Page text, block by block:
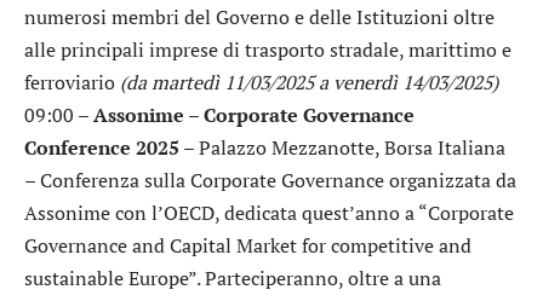
numerosi membri del Governo e delle Istituzioni oltre
alle principali imprese di trasporto stradale, marittimo e
ferroviario (da martedì 11/03/2025 a venerdì 14/03/2025)
09:00 –Assonime – Corporate Governance
Conference 2025 – Palazzo Mezzanotte, Borsa Italiana
– Conferenza sulla Corporate Governance organizzata da
Assonime con l’OECD, dedicata quest’anno a “Corporate
Governance and Capital Market for competitive and
sustainable Europe”. Parteciperanno, oltre a una